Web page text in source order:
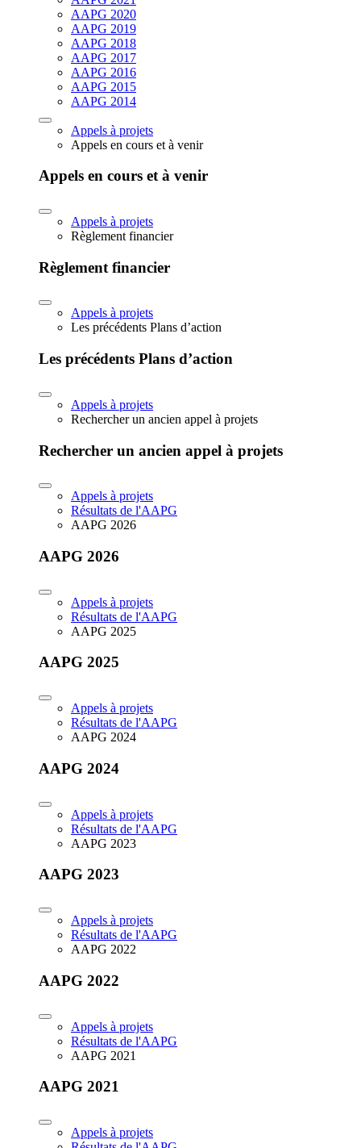
AAPG 2020
AAPG 2019
AAPG 2018
AAPG 2017
AAPG 2016
AAPG 2015
AAPG 2014
Appels à projets
Appels en cours et à venir
Appels en cours et à venir
Appels à projets
Règlement financier
Règlement financier
Appels à projets
Les précédents Plans d’action
Les précédents Plans d’action
Appels à projets
Rechercher un ancien appel à projets
Rechercher un ancien appel à projets
Appels à projets
Résultats de l'AAPG
AAPG 2026
AAPG 2026
Appels à projets
Résultats de l'AAPG
AAPG 2025
AAPG 2025
Appels à projets
Résultats de l'AAPG
AAPG 2024
AAPG 2024
Appels à projets
Résultats de l'AAPG
AAPG 2023
AAPG 2023
Appels à projets
Résultats de l'AAPG
AAPG 2022
AAPG 2022
Appels à projets
Résultats de l'AAPG
AAPG 2021
AAPG 2021
Appels à projets